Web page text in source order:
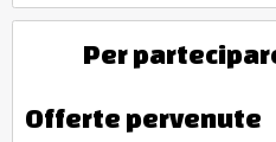
Per
Offerte pervenute